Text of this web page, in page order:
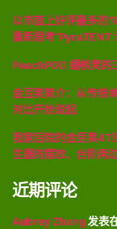
以市面上好评最多的
重新思考“PyraTENT
PeachPOD 蟠桃荚的
金豆荚简介：从传统
对比开始说起
我家后院的金豆荚4T
生器的摆放、台阶两
近期评论
Aubrey Zhang发表